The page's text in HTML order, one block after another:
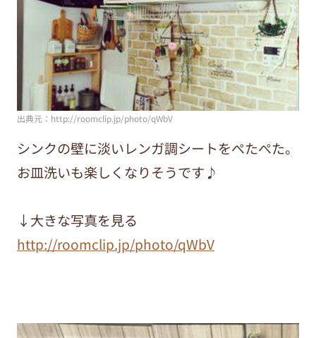
出典元：http://roomclip.jp/photo/qWbV
シンクの壁に淡いレンガ調シートをぺたぺた。
お皿洗いも楽しくなりそうです♪
↓大きな写真を見る
http://roomclip.jp/photo/qWbV